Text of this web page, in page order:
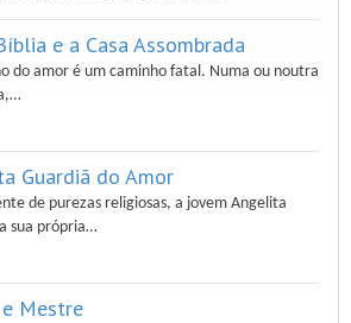
e a Casa Assombrada
do amor é um caminho fatal. Numa ou noutra
Guardiã do Amor
de purezas religiosas, a jovem Angelita
sua própria…
Mestre